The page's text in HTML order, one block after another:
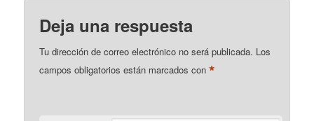
Deja una respuesta
Tu dirección de correo electrónico no será publicada. Los
campos obligatorios están marcados con*